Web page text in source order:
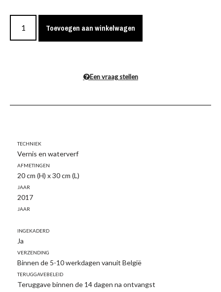
Toevoegen aan winkelwagen
Een vraag stellen
Techniek
Vernis en waterverf
Afmetingen
20 cm (H) x 30 cm (L)
Jaar
2017
Jaar
Ingekaderd
Ja
Verzending
Binnen de 5-10 werkdagen vanuit België
Teruggavebeleid
Teruggave binnen de 14 dagen na ontvangst